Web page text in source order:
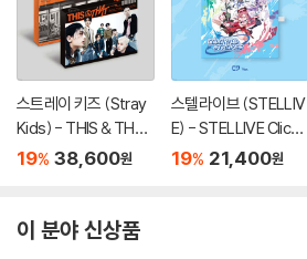
스트레이 키즈 (Stray
Kids) - THIS & THAT
[2종 SET]
19% 38,600원
스텔라이브 (STELLIV
E) - STELLIVE Cliche
1st EP 「Colorful Stro
19% 21,400원
이 분야 신상품